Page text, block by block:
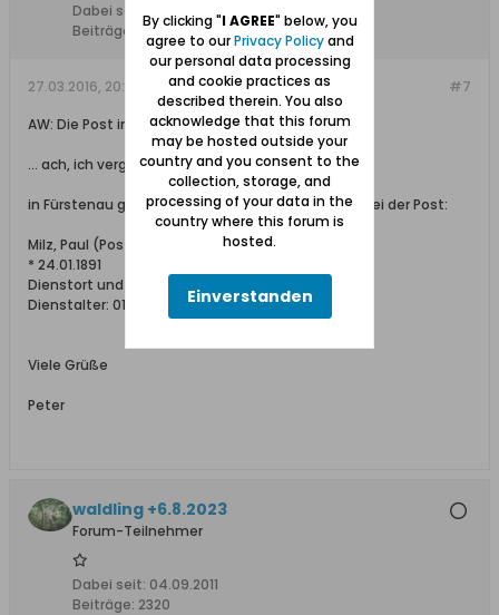
Dabei seit:
Beiträge:
6105
#7
27.03.2016, 20:25
AW: Die Post in Fischerbabke
... ach, ich vergaß:
in Fürstenau gab es im Jahr 1939 auch einen Milz bei der Post:
Milz, Paul (Postschaffner)
* 24.01.1891
Dienstort und Wohnung: Fürstenau
Dienstalter: 01.11.1938
Viele Grüße
Peter
waldling +6.8.2023
Forum-Teilnehmer
Dabei seit: 04.09.2011
Beiträge: 2320
By clicking "I AGREE" below, you
agree to ourPrivacy Policyand
our personal data processing
and cookie practices as
described therein. You also
acknowledge that this forum
may be hosted outside your
country and you consent to the
collection, storage, and
processing of your data in the
country where this forum is
hosted.
Einverstanden